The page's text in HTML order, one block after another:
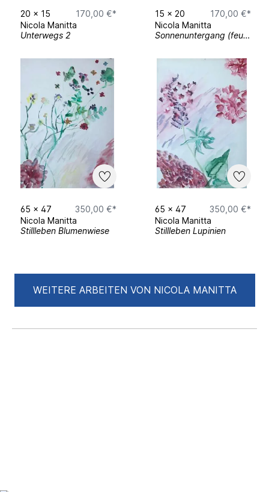
20 x 15
170,00 €*
Nicola Manitta
Unterwegs 2
15 x 20
170,00 €*
Nicola Manitta
Sonnenuntergang (feurig)
65 x 47
350,00 €*
Nicola Manitta
Stillleben Blumenwiese
65 x 47
350,00 €*
Nicola Manitta
Stillleben Lupinien
WEITERE ARBEITEN VON NICOLA MANITTA